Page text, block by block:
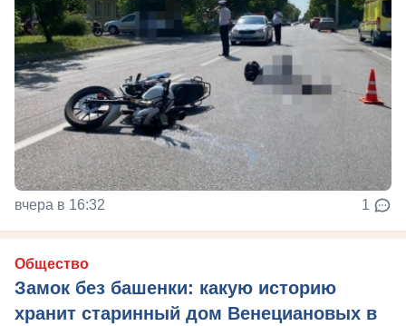
вчера в 16:32 1
Общество
Замок без башенки: какую историю
хранит старинный дом Венециановых в